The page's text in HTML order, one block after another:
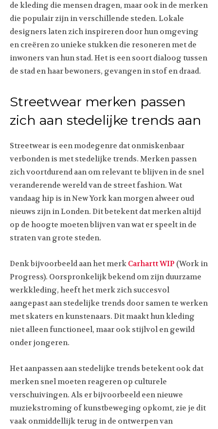
de kleding die mensen dragen, maar ook in de merken
die populair zijn in verschillende steden. Lokale
designers laten zich inspireren door hun omgeving
en creëren zo unieke stukken die resoneren met de
inwoners van hun stad. Het is een soort dialoog tussen
de stad en haar bewoners, gevangen in stof en draad.
Streetwear merken passen
zich aan stedelijke trends aan
Streetwear is een modegenre dat onmiskenbaar
verbonden is met stedelijke trends. Merken passen
zich voortdurend aan om relevant te blijven in de snel
veranderende wereld van de street fashion. Wat
vandaag hip is in New York kan morgen alweer oud
nieuws zijn in Londen. Dit betekent dat merken altijd
op de hoogte moeten blijven van wat er speelt in de
straten van grote steden.
Denk bijvoorbeeld aan het merk Carhartt WIP (Work in
Progress). Oorspronkelijk bekend om zijn duurzame
werkkleding, heeft het merk zich succesvol
aangepast aan stedelijke trends door samen te werken
met skaters en kunstenaars. Dit maakt hun kleding
niet alleen functioneel, maar ook stijlvol en gewild
onder jongeren.
Het aanpassen aan stedelijke trends betekent ook dat
merken snel moeten reageren op culturele
verschuivingen. Als er bijvoorbeeld een nieuwe
muziekstroming of kunstbeweging opkomt, zie je dit
vaak onmiddellijk terug in de ontwerpen van